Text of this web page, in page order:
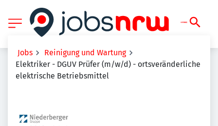
Jobs
Reinigung und Wartung
Elektriker - DGUV Prüfer (m/w/d) - ortsveränderliche
elektrische Betriebsmittel